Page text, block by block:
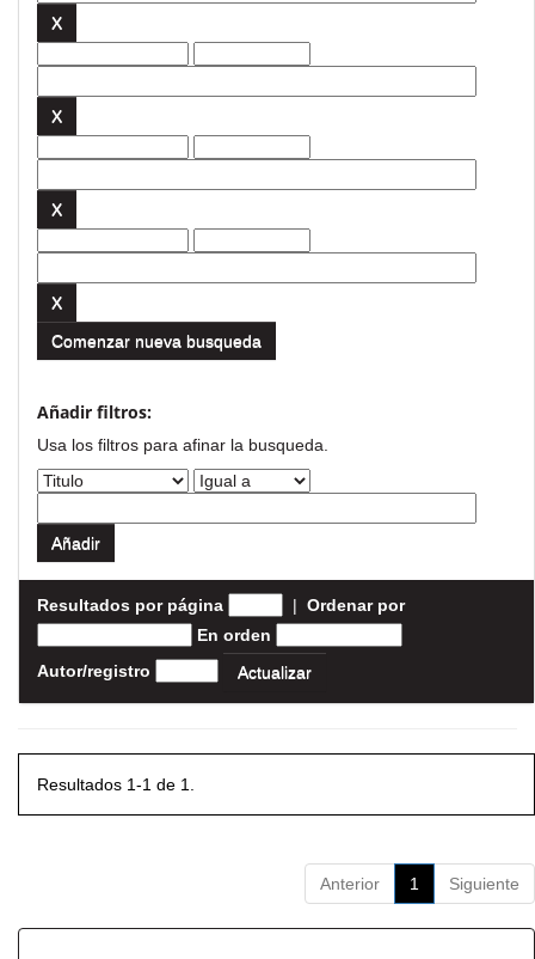
Comenzar nueva busqueda
Añadir filtros:
Usa los filtros para afinar la busqueda.
Resultados por página | Ordenar por
En orden
Autor/registro
Resultados 1-1 de 1.
Anterior 1 Siguiente